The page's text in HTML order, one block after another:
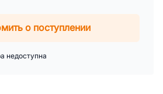
о поступлении
недоступна